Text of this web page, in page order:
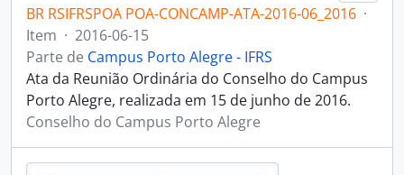
BR RSIFRSPOA POA-CONCAMP-ATA-2016-06_2016 ·
Item · 2016-06-15
Parte de Campus Porto Alegre - IFRS
Ata da Reunião Ordinária do Conselho do Campus
Porto Alegre, realizada em 15 de junho de 2016.
Conselho do Campus Porto Alegre